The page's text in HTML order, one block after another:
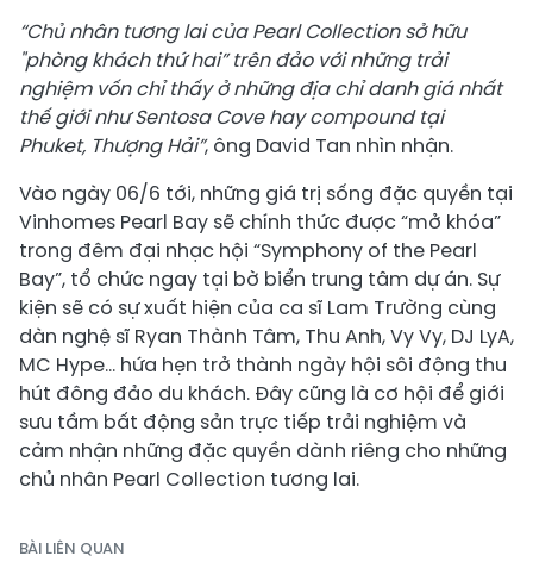
“Chủ nhân tương lai của Pearl Collection sở hữu
"phòng khách thứ hai” trên đảo với những trải
nghiệm vốn chỉ thấy ở những địa chỉ danh giá nhất
thế giới như Sentosa Cove hay compound tại
Phuket, Thượng Hải”, ông David Tan nhìn nhận.
Vào ngày 06/6 tới, những giá trị sống đặc quyền tại
Vinhomes Pearl Bay sẽ chính thức được “mở khóa”
trong đêm đại nhạc hội “Symphony of the Pearl
Bay”, tổ chức ngay tại bờ biển trung tâm dự án. Sự
kiện sẽ có sự xuất hiện của ca sĩ Lam Trường cùng
dàn nghệ sĩ Ryan Thành Tâm, Thu Anh, Vy Vy, DJ LyA,
MC Hype… hứa hẹn trở thành ngày hội sôi động thu
hút đông đảo du khách. Đây cũng là cơ hội để giới
sưu tầm bất động sản trực tiếp trải nghiệm và
cảm nhận những đặc quyền dành riêng cho những
chủ nhân Pearl Collection tương lai.
BÀI LIÊN QUAN